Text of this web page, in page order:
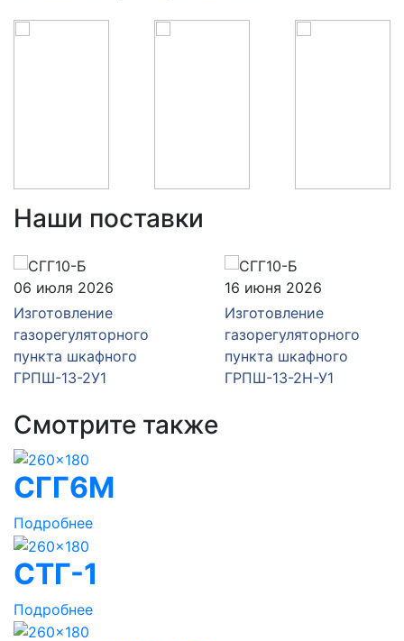
Наши поставки
06 июля 2026
Изготовление
газорегуляторного
пункта шкафного
ГРПШ-13-2У1
16 июня 2026
Изготовление
газорегуляторного
пункта шкафного
ГРПШ-13-2Н-У1
Смотрите также
СГГ6М
Подробнее
СТГ-1
Подробнее